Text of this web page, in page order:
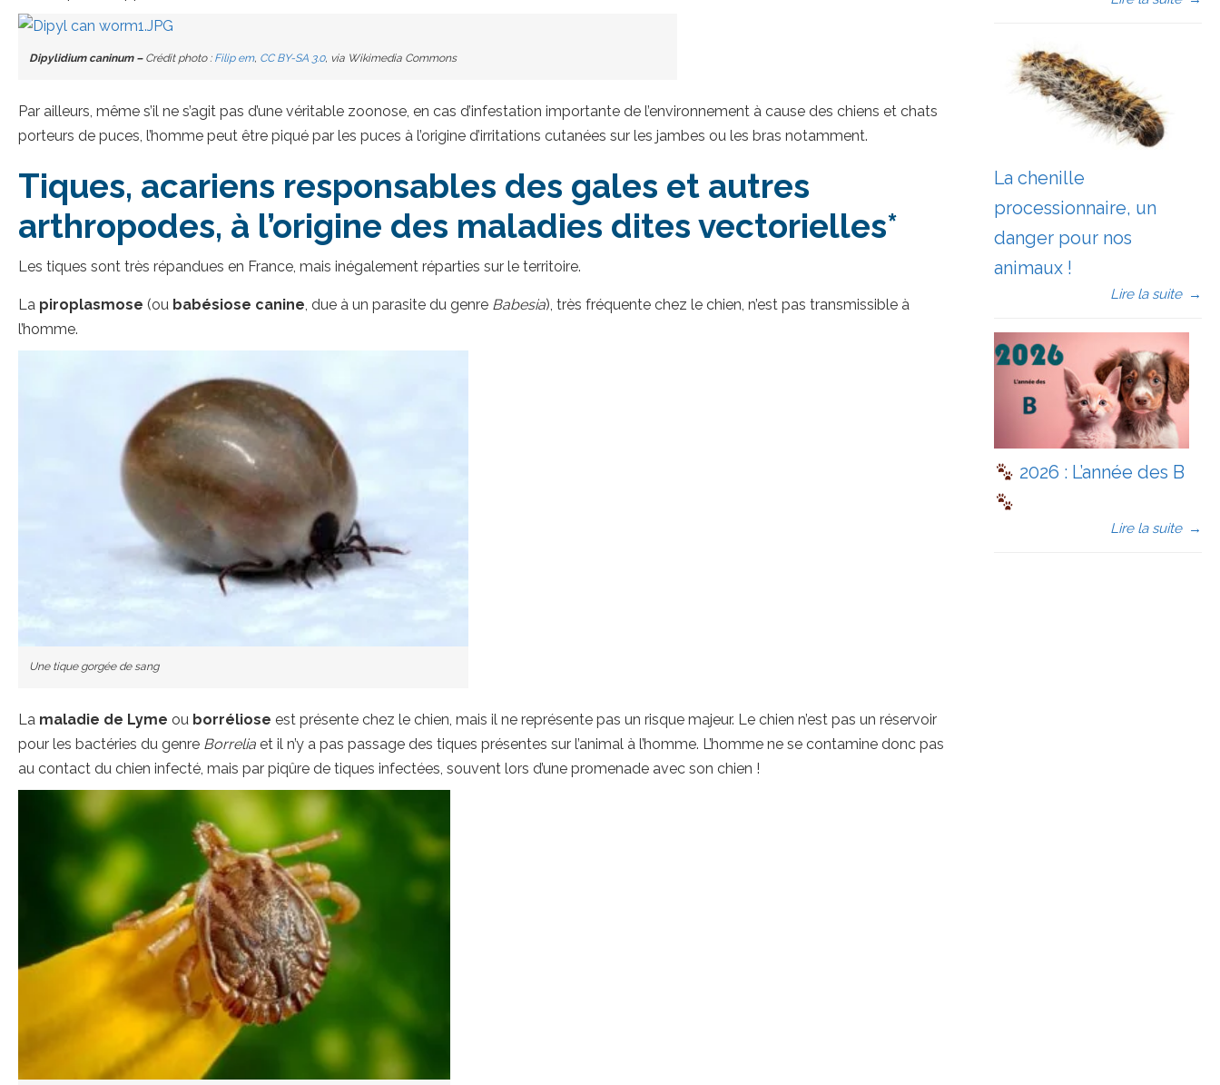
Dipylidium caninum – Crédit photo : Filip em, CC BY-SA 3.0, via Wikimedia Commons
Par ailleurs, même s’il ne s’agit pas d’une véritable zoonose, en cas d’infestation importante de l’environnement à cause des chiens et chats
porteurs de puces, l’homme peut être piqué par les puces à l’origine d’irritations cutanées sur les jambes ou les bras notamment.
Tiques, acariens responsables des gales et autres
arthropodes, à l’origine des maladies dites vectorielles*
Les tiques sont très répandues en France, mais inégalement réparties sur le territoire.
La piroplasmose (ou babésiose canine, due à un parasite du genre Babesia), très fréquente chez le chien, n’est pas transmissible à
l’homme.
Une tique gorgée de sang
La maladie de Lyme ou borréliose est présente chez le chien, mais il ne représente pas un risque majeur. Le chien n’est pas un réservoir
pour les bactéries du genre Borrelia et il n’y a pas passage des tiques présentes sur l’animal à l’homme. L’homme ne se contamine donc pas
au contact du chien infecté, mais par piqûre de tiques infectées, souvent lors d’une promenade avec son chien !
La chenille
processionnaire, un
danger pour nos
animaux !
Lire la suite →
2026 : L’année des B
Lire la suite →